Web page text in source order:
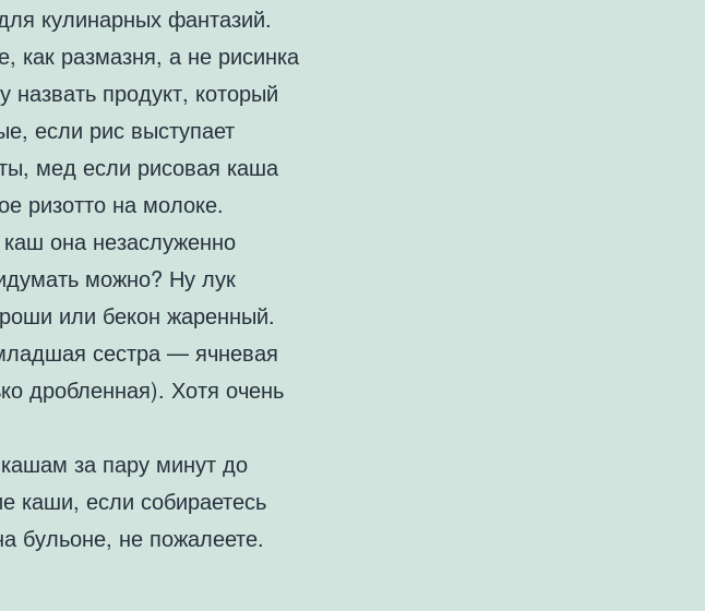
кулинарных фантазий.
как размазня, а не рисинка
назвать продукт, который
если рис выступает
мед если рисовая каша
ризотто на молоке.
она незаслуженно
можно? Ну лук
или бекон жаренный.
сестра — ячневая
дробленная). Хотя очень
за пару минут до
каши, если собираетесь
бульоне, не пожалеете.